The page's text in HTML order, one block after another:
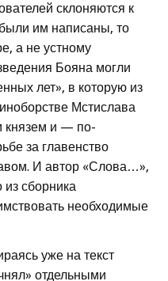
склоняются к
им написаны, то
а не устному
Бояна могли
лет», в которую из
Мстислава
князем и — по-
за главенство
И автор «Слова…»,
сборника
необходимые
уже на текст
отдельными